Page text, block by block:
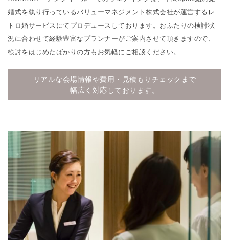
婚式を執り行っているバリューマネジメント株式会社が運営するレ
トロ婚サービスにてプロデュースしております。おふたりの検討状
況に合わせて経験豊富なプランナーがご案内させて頂きますので、
検討をはじめたばかりの方もお気軽にご相談ください。
リアルな会場情報や費用・見積もりチェックまで
幅広く対応しております。